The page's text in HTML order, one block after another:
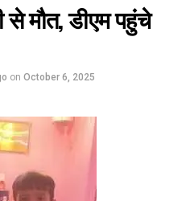
से मौत, डीएम पहुंचे
on October 6, 2025